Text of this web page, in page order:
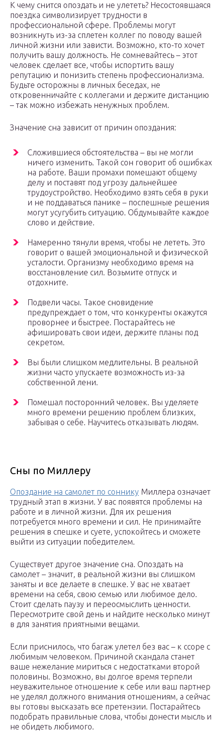
К чему снится опоздать и не улететь? Несостоявшаяся
поездка символизирует трудности в
профессиональной сфере. Проблемы могут
возникнуть из-за сплетен коллег по поводу вашей
личной жизни или зависти. Возможно, кто-то хочет
получить вашу должность. Не сомневайтесь – этот
человек сделает все, чтобы испортить вашу
репутацию и понизить степень профессионализма.
Будьте осторожны в личных беседах, не
откровенничайте с коллегами и держите дистанцию
– так можно избежать ненужных проблем.
Значение сна зависит от причин опоздания:
Сложившиеся обстоятельства – вы не могли
ничего изменить. Такой сон говорит об ошибках
на работе. Ваши промахи помешают общему
делу и поставят под угрозу дальнейшее
трудоустройство. Необходимо взять себя в руки
и не поддаваться панике – поспешные решения
могут усугубить ситуацию. Обдумывайте каждое
слово и действие.
Намеренно тянули время, чтобы не лететь. Это
говорит о вашей эмоциональной и физической
усталости. Организму необходимо время на
восстановление сил. Возьмите отпуск и
отдохните.
Подвели часы. Такое сновидение
предупреждает о том, что конкуренты окажутся
проворнее и быстрее. Постарайтесь не
афишировать свои идеи, держите планы под
секретом.
Вы были слишком медлительны. В реальной
жизни часто упускаете возможность из-за
собственной лени.
Помешал посторонний человек. Вы уделяете
много времени решению проблем близких,
забывая о себе. Научитесь отказывать людям.
Сны по Миллеру
Опоздание на самолет по соннику Миллера означает
трудный этап в жизни. У вас появятся проблемы на
работе и в личной жизни. Для их решения
потребуется много времени и сил. Не принимайте
решения в спешке и суете, успокойтесь и сможете
выйти из ситуации победителем.
Существует другое значение сна. Опоздать на
самолет – значит, в реальной жизни вы слишком
заняты и все делаете в спешке. У вас не хватает
времени на себя, свою семью или любимое дело.
Стоит сделать паузу и переосмыслить ценности.
Пересмотрите свой день и найдите несколько минут
в для занятия приятными вещами.
Если приснилось, что багаж улетел без вас – к ссоре с
любимым человеком. Причиной скандала станет
ваше нежелание мириться с недостатками второй
половины. Возможно, вы долгое время терпели
неуважительное отношение к себе или ваш партнер
не уделял должного внимания отношениям, а сейчас
вы готовы высказать все претензии. Постарайтесь
подобрать правильные слова, чтобы донести мысль и
не обидеть любимого.